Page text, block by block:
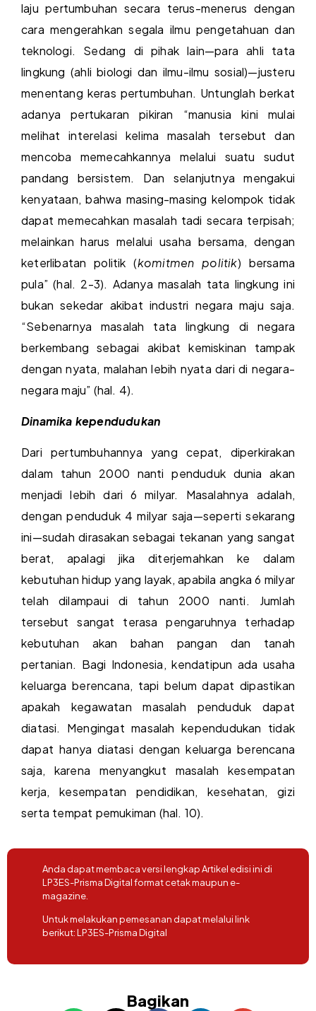
laju pertumbuhan secara terus-menerus dengan
cara mengerahkan segala ilmu pengetahuan dan
teknologi. Sedang di pihak lain—para ahli tata
lingkung (ahli biologi dan ilmu-ilmu sosial)—justeru
menentang keras pertumbuhan. Untunglah berkat
adanya pertukaran pikiran “manusia kini mulai
melihat interelasi kelima masalah tersebut dan
mencoba memecahkannya melalui suatu sudut
pandang bersistem. Dan selanjutnya mengakui
kenyataan, bahwa masing-masing kelompok tidak
dapat memecahkan masalah tadi secara terpisah;
melainkan harus melalui usaha bersama, dengan
keterlibatan politik (komitmen politik) bersama
pula” (hal. 2-3). Adanya masalah tata lingkung ini
bukan sekedar akibat industri negara maju saja.
“Sebenarnya masalah tata lingkung di negara
berkembang sebagai akibat kemiskinan tampak
dengan nyata, malahan lebih nyata dari di negara-
negara maju” (hal. 4).
Dinamika kependudukan
Dari pertumbuhannya yang cepat, diperkirakan
dalam tahun 2000 nanti penduduk dunia akan
menjadi lebih dari 6 milyar. Masalahnya adalah,
dengan penduduk 4 milyar saja—seperti sekarang
ini—sudah dirasakan sebagai tekanan yang sangat
berat, apalagi jika diterjemahkan ke dalam
kebutuhan hidup yang layak, apabila angka 6 milyar
telah dilampaui di tahun 2000 nanti. Jumlah
tersebut sangat terasa pengaruhnya terhadap
kebutuhan akan bahan pangan dan tanah
pertanian. Bagi Indonesia, kendatipun ada usaha
keluarga berencana, tapi belum dapat dipastikan
apakah kegawatan masalah penduduk dapat
diatasi. Mengingat masalah kependudukan tidak
dapat hanya diatasi dengan keluarga berencana
saja, karena menyangkut masalah kesempatan
kerja, kesempatan pendidikan, kesehatan, gizi
serta tempat pemukiman (hal. 10).
Anda dapat membaca versi lengkap Artikel edisi ini di
LP3ES-Prisma Digital format cetak maupun e-
magazine.
Untuk melakukan pemesanan dapat melalui link
berikut:LP3ES-Prisma Digital
Bagikan